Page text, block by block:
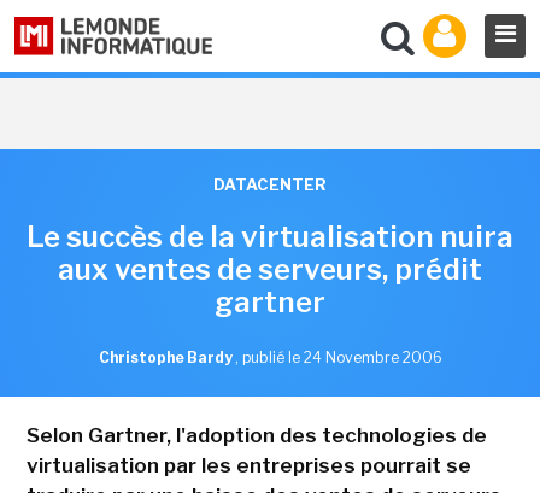
DATACENTER
Le succès de la virtualisation nuira
aux ventes de serveurs, prédit
gartner
Christophe Bardy , publié le 24 Novembre 2006
Selon Gartner, l'adoption des technologies de
virtualisation par les entreprises pourrait se